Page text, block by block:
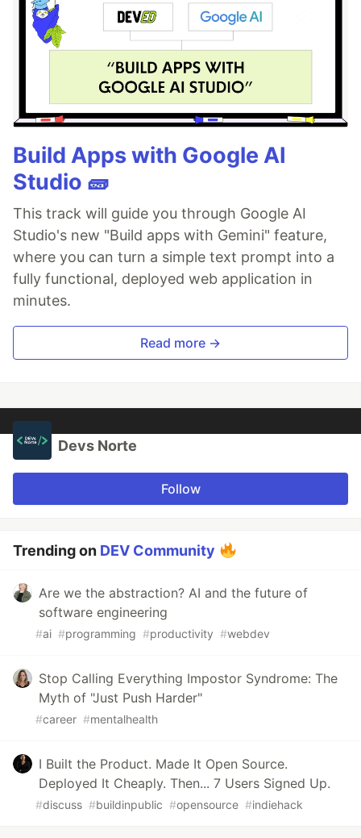
Build Apps with Google AI
Studio 🧱
This track will guide you through Google AI
Studio's new "Build apps with Gemini" feature,
where you can turn a simple text prompt into a
fully functional, deployed web application in
minutes.
Read more →
Devs Norte
Follow
Trending on DEV Community
Are we the abstraction? AI and the future of
software engineering
#ai #programming #productivity #webdev
Stop Calling Everything Impostor Syndrome: The
Myth of "Just Push Harder"
#career #mentalhealth
I Built the Product. Made It Open Source.
Deployed It Cheaply. Then... 7 Users Signed Up.
#discuss #buildinpublic #opensource #indiehack